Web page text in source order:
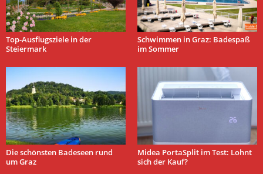
Top-Ausflugsziele in der
Steiermark
Schwimmen in Graz: Badespaß
im Sommer
Die schönsten Badeseen rund
um Graz
Midea PortaSplit im Test: Lohnt
sich der Kauf?